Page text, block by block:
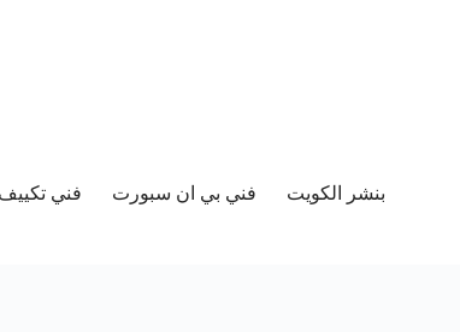
بنشر الكويت فني بي ان سبورت فني تكييف